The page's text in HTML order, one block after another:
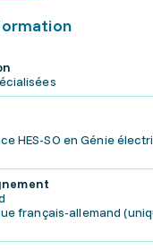
HES-SO en Génie
français-allemand